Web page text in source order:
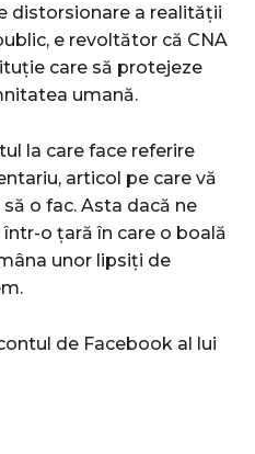
distorsionare a realității
e revoltător că CNA
care să protejeze
umană.
la care face referire
articol pe care vă
o fac. Asta dacă ne
o țară în care o boală
unor lipsiți de
de Facebook al lui